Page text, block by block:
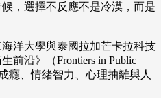
，選擇不反應不是冷漠，而是
洋大學與泰國拉加芒卡拉科技
前沿》（Frontiers in Public
癮、情緒智力、心理抽離與人